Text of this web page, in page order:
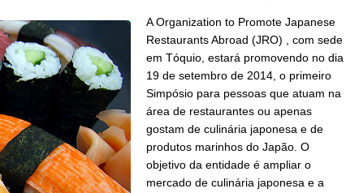
A Organization to Promote Japanese
Restaurants Abroad (JRO) , com sede
em Tóquio, estará promovendo no dia
19 de setembro de 2014, o primeiro
Simpósio para pessoas que atuam na
área de restaurantes ou apenas
gostam de culinária japonesa e de
produtos marinhos do Japão. O
objetivo da entidade é ampliar o
mercado de culinária japonesa e a